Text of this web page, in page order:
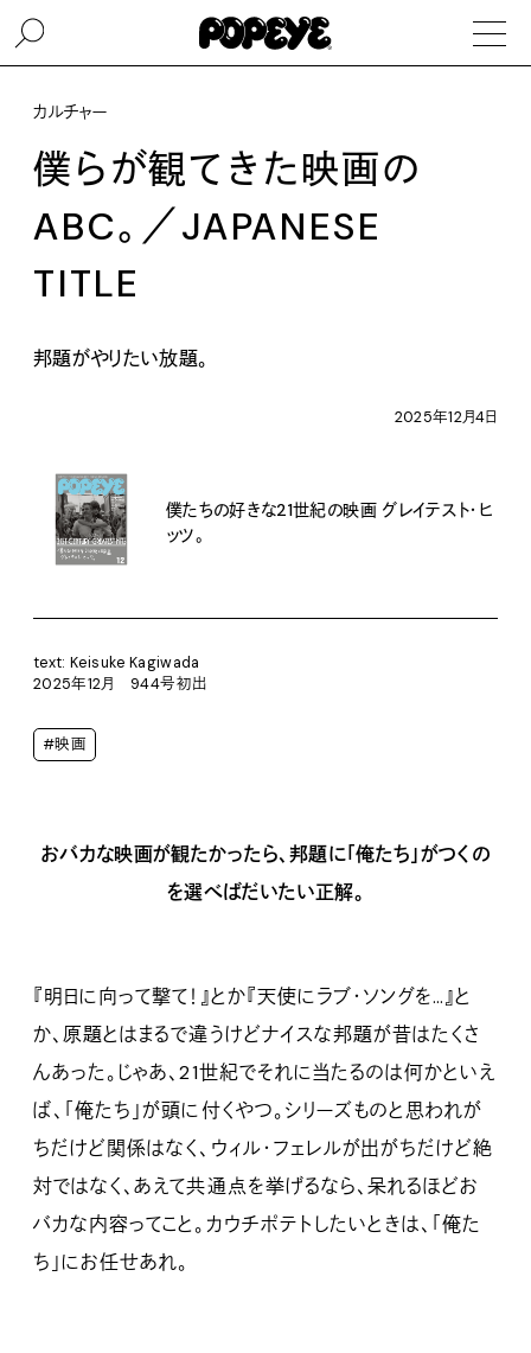
カルチャー
僕らが観てきた映画の
ABC。／JAPANESE
TITLE
邦題がやりたい放題。
2025年12月4日
僕たちの好きな21世紀の映画 グレイテスト・ヒ
ッツ。
text: Keisuke Kagiwada
2025年12月 944号初出
#映画
おバカな映画が観たかったら、邦題に「俺たち」がつくの
を選べばだいたい正解。
『明日に向って撃て！』とか『天使にラブ・ソングを…』と
か、原題とはまるで違うけどナイスな邦題が昔はたくさ
んあった。じゃあ、21世紀でそれに当たるのは何かといえ
ば、「俺たち」が頭に付くやつ。シリーズものと思われが
ちだけど関係はなく、ウィル・フェレルが出がちだけど絶
対ではなく、あえて共通点を挙げるなら、呆れるほどお
バカな内容ってこと。カウチポテトしたいときは、「俺た
ち」にお任せあれ。